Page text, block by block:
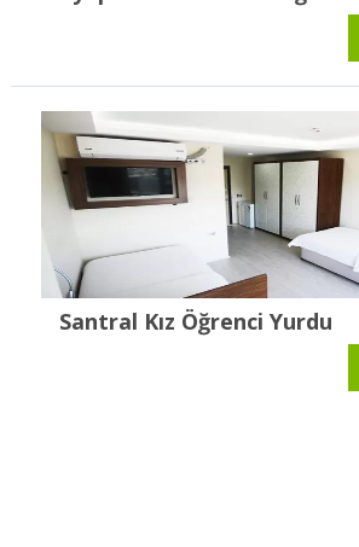
Santral Kız Öğrenci Yurdu